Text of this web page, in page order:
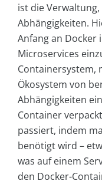
ist die
Abhängigkeiten.
Anfang an
Microservices
Containersystem,
Ökosystem von
Abhängigkeiten
Container
passiert, indem
benötigt wird –
was auf einem
den Docker-